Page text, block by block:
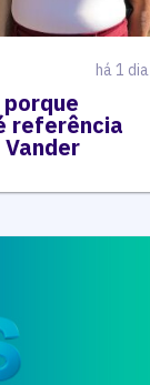
há 1 dia
referência